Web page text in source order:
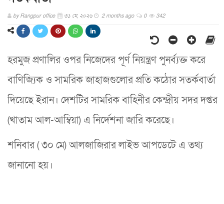
byRangpur office ৩১ মে, ২০২৬ 2 months ago 0 342
হরমুজ প্রণালির ওপর নিজেদের পূর্ণ নিয়ন্ত্রণ পুনর্ব্যক্ত করে
বাণিজ্যিক ও সামরিক জাহাজগুলোর প্রতি কঠোর সতর্কবার্তা
দিয়েছে ইরান। দেশটির সামরিক বাহিনীর কেন্দ্রীয় সদর দপ্তর
(খাতাম আল-আম্বিয়া) এ নির্দেশনা জারি করেছে।
শনিবার ( ৩০ মে) আলজাজিরার লাইভ আপডেটে এ তথ্য
জানানো হয়।